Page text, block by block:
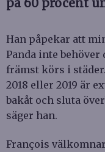
Han påpekar att
Panda inte behöver
främst körs i
2018 eller 2019 är
bakåt och sluta
säger han.
François